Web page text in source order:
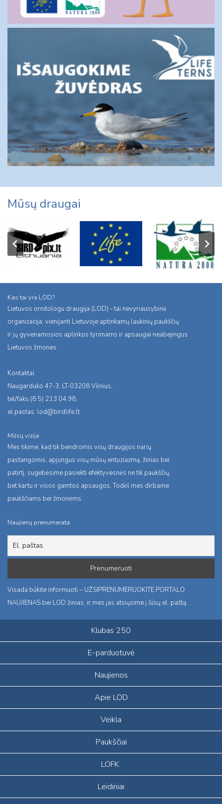
Mūsų draugai
Kas tai yra LOD?
Lietuvos ornitologu draugija (LOD) - tai nevyriausybinė
organizacija, vienijanti Lietuvoje aptinkamų laukinių paukščių
ir jų gyvenamosios aplinkos tyrimams ir apsaugai neabejingus
Lietuvos žmones.
Kontaktai:
Naugarduko 47-3, LT-03208 Vilnius,
tel/faks:(8 5) 213 04 98,
el.pastas: lod@birdlife.lt
Mūsų vizija
Mes tikime, kad tik bendromis visų draugijos narių
pastangomis, apjungus visų mūsų entuziazmą, žinias bei
patirtį, sugebėsime pasiekti efektyvesnės ne tik paukščių,
bet kartu ir visos gamtos apsaugos. Todėl mes dirbame
paukščiams bei žmonėms.
Naujienų prenumerata
Visada būkite informuoti – UŽSIPRENUMERUOKITE PORTALO
NAUJIENAS bei LOD žinias, ir mes jas atsiųsime į Jūsų el. paštą.
Klubas 250
E-parduotuvė
Naujienos
Apie LOD
Veikla
Paukščiai
LOFK
Leidiniai